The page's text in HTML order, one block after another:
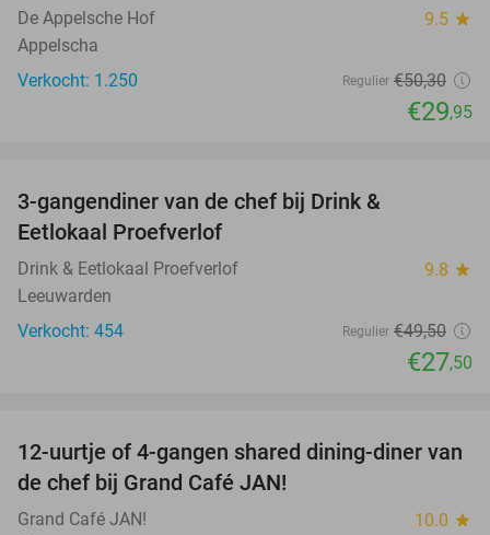
De Appelsche Hof 9.5 star
Appelscha
Verkocht: 1.250
Regulier €50,30
€29,95
3-gangendiner van de chef bij Drink &
Eetlokaal Proefverlof
Drink & Eetlokaal Proefverlof 9.8 star
Leeuwarden
Verkocht: 454
Regulier €49,50
€27,50
31%
12-uurtje of 4-gangen shared dining-diner van
de chef bij Grand Café JAN!
Grand Café JAN! 10.0 star